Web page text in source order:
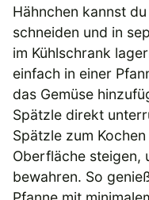
Hähnchen kannst
schneiden und in
im Kühlschrank
einfach in einer
das Gemüse
Spätzle direkt
Spätzle zum
Oberfläche steigen,
bewahren. So